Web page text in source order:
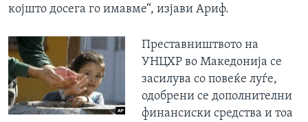
којшто досега го имавме“, изјави Ариф.
Преставништвото на
УНЦХР во Македонија се
засилува со повеќе луѓе,
одобрени се дополнителни
финансиски средства и тоа